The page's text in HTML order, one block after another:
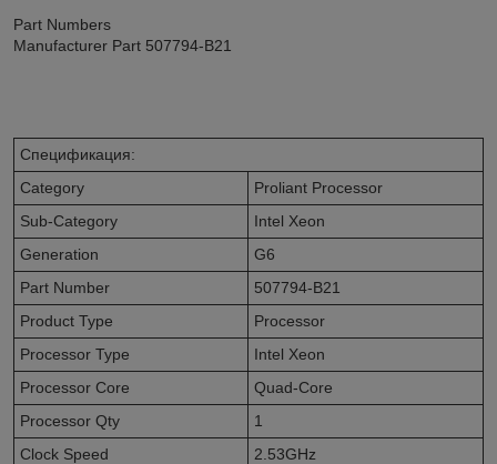
Part Numbers
Manufacturer Part 507794-B21
Спецификация:
Category
Proliant Processor
Sub-Category
Intel Xeon
Generation
G6
Part Number
507794-B21
Product Type
Processor
Processor Type
Intel Xeon
Processor Core
Quad-Core
Processor Qty
1
Clock Speed
2.53GHz